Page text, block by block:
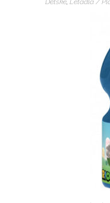
Dětské, Letadla /